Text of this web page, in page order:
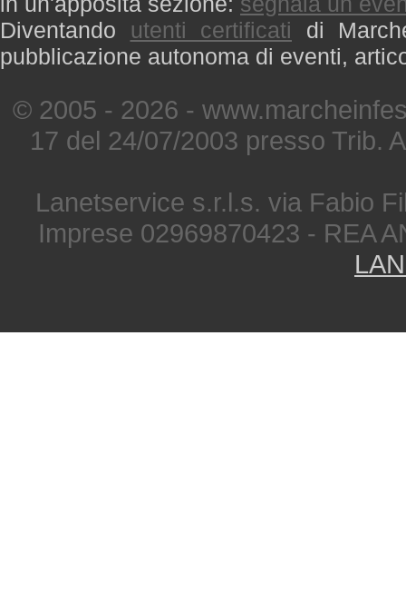
Diventando utenti certificati di
pubblicazione autonoma di eventi,
© 2005 - 2026 -
17 del 24/07/2003 presso Trib.
Lanetservice s.r.l.s. via Fabio
Imprese 02969870423 - REA